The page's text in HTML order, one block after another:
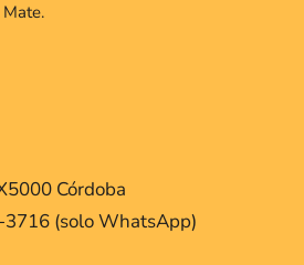
Córdoba
(solo WhatsApp)